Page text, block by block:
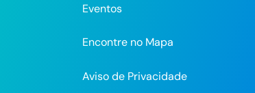
Eventos
Encontre no Mapa
Aviso de Privacidade